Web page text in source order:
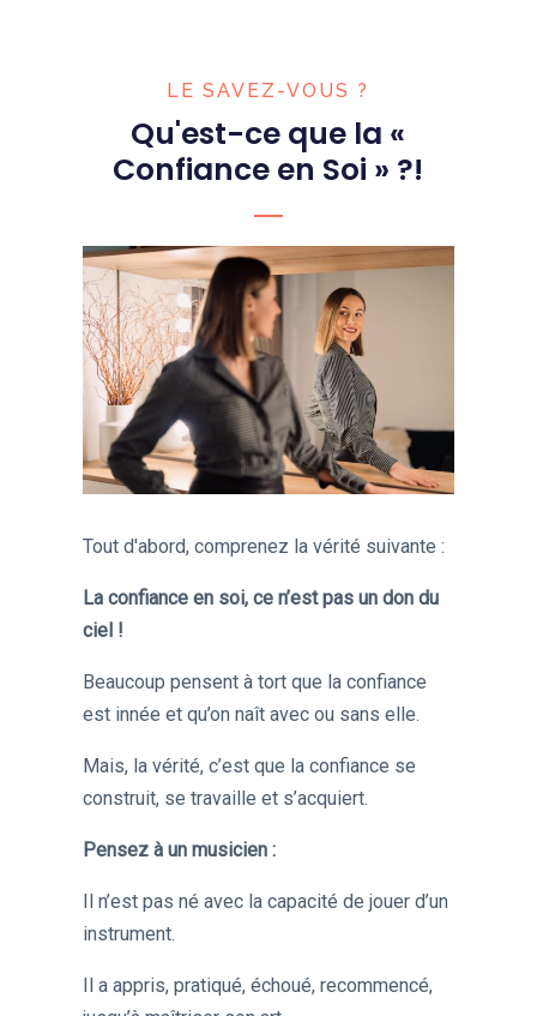
LE SAVEZ-VOUS ?
Qu'est-ce que la «
Confiance en Soi » ?!
Tout d'abord, comprenez la vérité suivante :
La confiance en soi, ce n’est pas un don du
ciel !
Beaucoup pensent à tort que la confiance
est innée et qu’on naît avec ou sans elle.
Mais, la vérité, c’est que la confiance se
construit, se travaille et s’acquiert.
Pensez à un musicien :
Il n’est pas né avec la capacité de jouer d’un
instrument.
Il a appris, pratiqué, échoué, recommencé,